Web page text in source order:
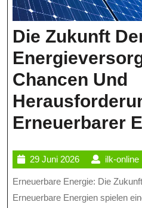
Die Zukunft
Chancen Und
Erneuerbarer
29 Juni 202629
Juni
2026
ilk-online
Erneuerbare Energie: Die Zukunft der Energieversorgung
Erneuerbare Energien spielen